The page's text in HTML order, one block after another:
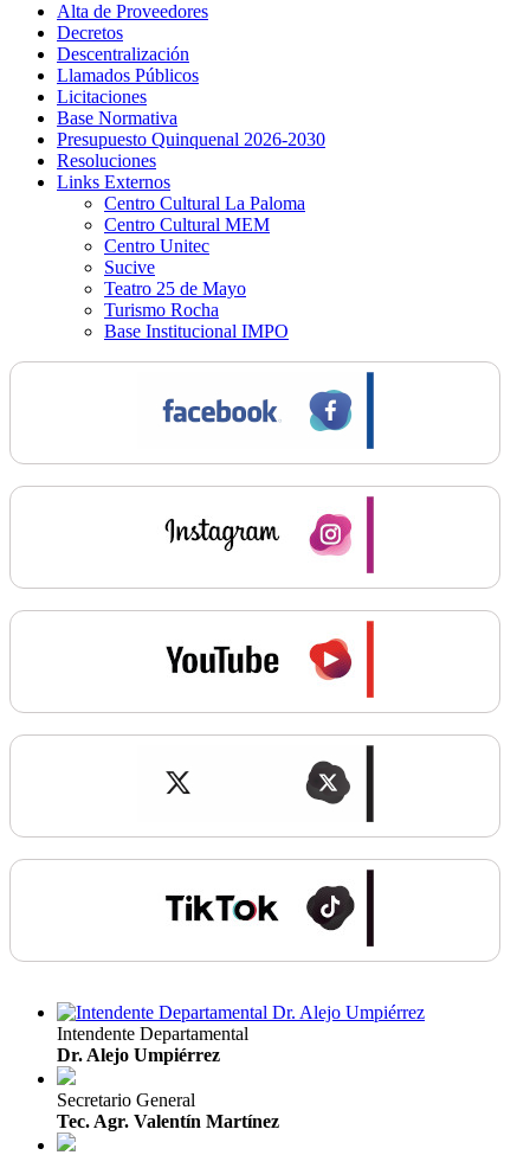
Alta de Proveedores
Decretos
Descentralización
Llamados Públicos
Licitaciones
Base Normativa
Presupuesto Quinquenal 2026-2030
Resoluciones
Links Externos
Centro Cultural La Paloma
Centro Cultural MEM
Centro Unitec
Sucive
Teatro 25 de Mayo
Turismo Rocha
Base Institucional IMPO
Intendente Departamental
Dr. Alejo Umpiérrez
Secretario General
Tec. Agr. Valentín Martínez